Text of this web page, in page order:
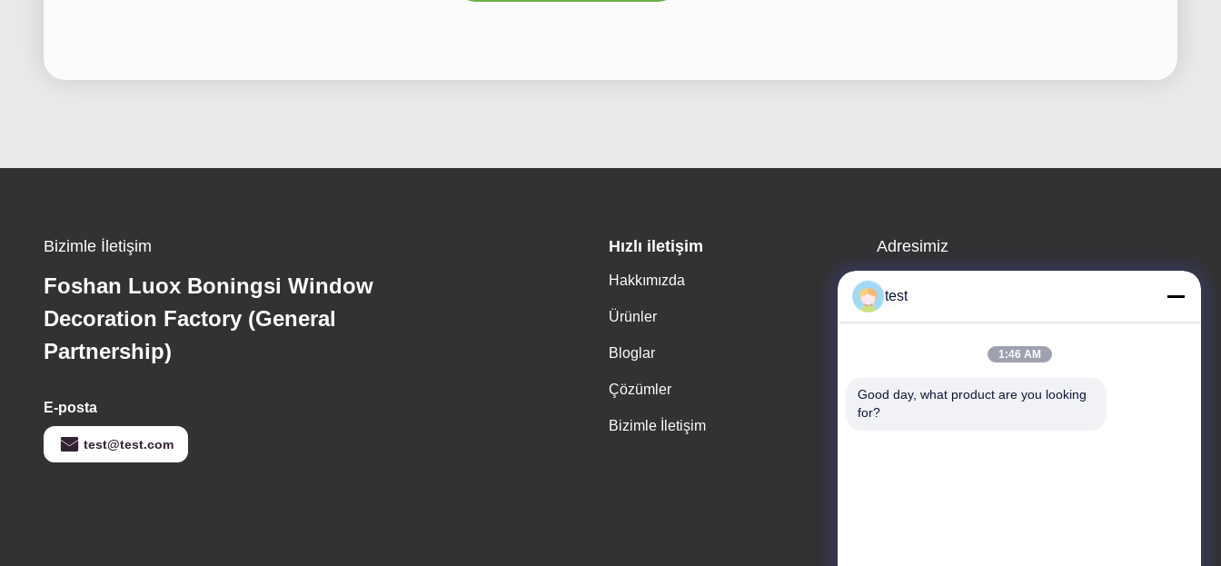
Bizimle İletişim
Foshan Luox Boningsi Window
Decoration Factory (General
Partnership)
E-posta
test@test.com
Hızlı iletişim
Hakkımızda
Ürünler
Bloglar
Çözümler
Bizimle İletişim
Adresimiz
Adres
No.2 Shiziqiao Yolu, Lianxin Sanayi Bölgesi, Xiqiao
Twon, Nanhai Bölgesi, Foshan Şehri, Guangdong
86-0755-00000000
test
1:46 AM
Good day, what product are you looking
for?